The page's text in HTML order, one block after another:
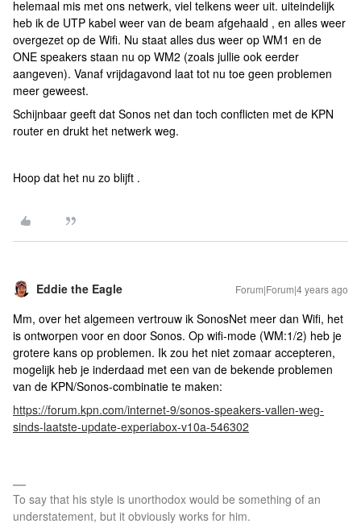
helemaal mis met ons netwerk, viel telkens weer uit. uiteindelijk
heb ik de UTP kabel weer van de beam afgehaald , en alles weer
overgezet op de Wifi. Nu staat alles dus weer op WM1 en de
ONE speakers staan nu op WM2 (zoals jullie ook eerder
aangeven). Vanaf vrijdagavond laat tot nu toe geen problemen
meer geweest.
Schijnbaar geeft dat Sonos net dan toch conflicten met de KPN
router en drukt het netwerk weg.
Hoop dat het nu zo blijft .
Eddie the Eagle Forum|Forum|4 years ago
Mm, over het algemeen vertrouw ik SonosNet meer dan Wifi, het
is ontworpen voor en door Sonos. Op wifi-mode (WM:1/2) heb je
grotere kans op problemen. Ik zou het niet zomaar accepteren,
mogelijk heb je inderdaad met een van de bekende problemen
van de KPN/Sonos-combinatie te maken:
https://forum.kpn.com/internet-9/sonos-speakers-vallen-weg-
sinds-laatste-update-experiabox-v10a-546302
To say that his style is unorthodox would be something of an
understatement, but it obviously works for him.